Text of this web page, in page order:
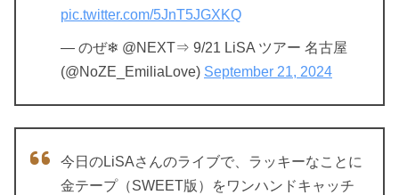
pic.twitter.com/5JnT5JGXKQ
— のぜ❄ @NEXT⇒ 9/21 LiSA ツアー 名古屋
(@NoZE_EmiliaLove) September 21, 2024
今日のLiSAさんのライブで、ラッキーなことに
金テープ（SWEET版）をワンハンドキャッチ